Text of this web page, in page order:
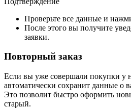
Проверьте все данные и
После этого вы получите
заявки.
Повторный заказ
Если вы уже совершали покупки у
автоматически сохранит данные о
Это позволит быстро оформить
старый.